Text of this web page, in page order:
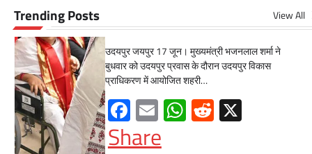
Trending Posts View All
Mewari Khabar June 17, 2026
उदयपुर जयपुर 17 जून। मुख्यमंत्री भजनलाल शर्मा ने
बुधवार को उदयपुर प्रवास के दौरान उदयपुर विकास
प्राधिकरण में आयोजित शहरी…
Facebook
EmailWhatsApp
Reddit
X
Share